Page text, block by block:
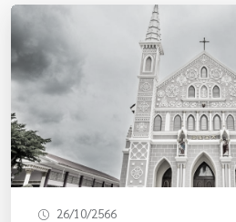
26/10/2566